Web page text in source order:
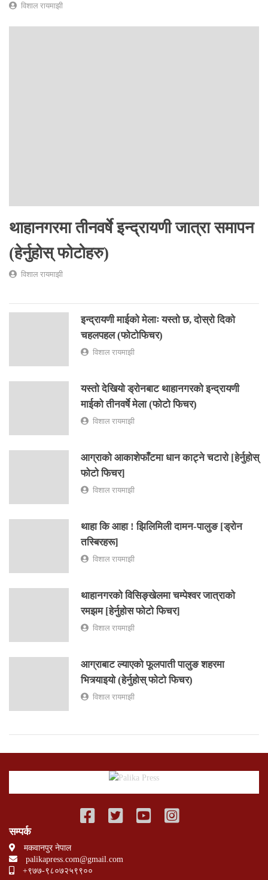
विशाल रायमाझी
थाहानगरमा तीनवर्षे इन्द्रायणी जात्रा समापन
(हेर्नुहोस् फोटोहरु)
विशाल रायमाझी
इन्द्रायणी माईको मेलाः यस्तो छ, दोस्रो दिको
चहलपहल (फोटोफिचर)
विशाल रायमाझी
यस्तो देखियो ड्रोनबाट थाहानगरको इन्द्रायणी
माईको तीनवर्षे मेला (फोटो फिचर)
विशाल रायमाझी
आग्राको आकाशेफाँटमा धान काट्ने चटारो [हेर्नुहोस्
फोटो फिचर]
विशाल रायमाझी
थाहा कि आहा ! झिलिमिली दामन-पालुङ [ड्रोन
तस्बिरहरू]
विशाल रायमाझी
थाहानगरको विसिङ्खेलमा चम्पेश्वर जात्राको
रमझम [हेर्नुहोस फोटो फिचर]
विशाल रायमाझी
आग्राबाट ल्याएको फूलपाती पालुङ शहरमा
भित्र्याइयो (हेर्नुहोस् फोटो फिचर)
विशाल रायमाझी
सम्पर्क
मकवानपुर नेपाल
palikapress.com@gmail.com
+९७७-९८०७२५९९००